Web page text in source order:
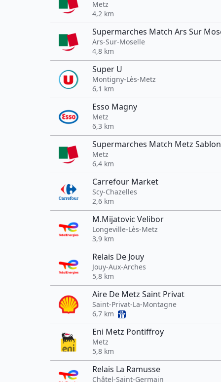
Metz
4,2 km
Supermarches Match Ars Sur
Ars-Sur-Moselle
4,8 km
Super U
Montigny-Lès-Metz
6,1 km
Esso Magny
Metz
6,3 km
Supermarches Match Metz Sablon
Metz
6,4 km
Carrefour Market
Scy-Chazelles
2,6 km
M.Mijatovic Velibor
Longeville-Lès-Metz
3,9 km
Relais De Jouy
Jouy-Aux-Arches
5,8 km
Aire De Metz Saint Privat
Saint-Privat-La-Montagne
6,7 km
Eni Metz Pontiffroy
Metz
5,8 km
Relais La Ramusse
Châtel-Saint-Germain